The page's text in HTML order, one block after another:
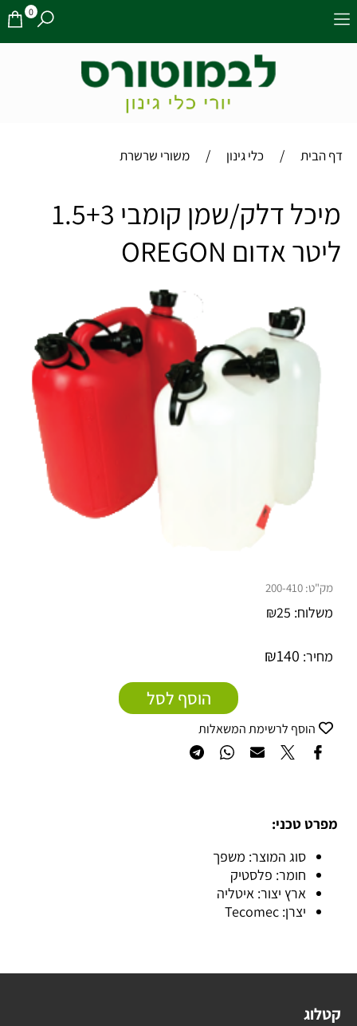
0
דף הבית / כלי גינון / משורי שרשרת
מיכל דלק/שמן קומבי 1.5+3
ליטר אדום OREGON
מק"ט: 200-410
משלוח: ₪25
מחיר: ₪140
הוסף לסל
הוסף לרשימת המשאלות
מפרט טכני:
סוג המוצר: משפך
חומר: פלסטיק
ארץ יצור: איטליה
יצרן: Tecomec
קטלוג